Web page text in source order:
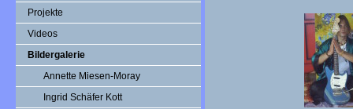
Projekte
Videos
Bildergalerie
Annette Miesen-Moray
Ingrid Schäfer Kott